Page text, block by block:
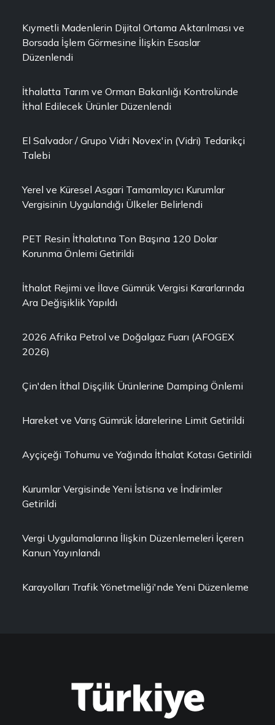
Kıymetli Madenlerin Dijital Ortama Aktarılması ve
Borsada İşlem Görmesine İlişkin Esaslar
Düzenlendi
İthalatta Tarım ve Orman Bakanlığı Kontrolünde
İthal Edilecek Ürünler Düzenlendi
El Salvador / Grupo Vidri Novex'in (Vidri) Tedarikçi
Talebi
Yerel ve Küresel Asgari Tamamlayıcı Kurumlar
Vergisinin Uygulandığı Ülkeler Belirlendi
PET Resin İthalatına Ton Başına 120 Dolar
Korunma Önlemi Getirildi
İthalat Rejimi ve İlave Gümrük Vergisi Kararlarında
Ara Değişiklik Yapıldı
2026 Afrika Petrol ve Doğalgaz Fuarı (AFOGEX
2026)
Çin'den İthal Dişçilik Ürünlerine Damping Önlemi
Hareket ve Varış Gümrük İdarelerine Limit Getirildi
Ayçiçeği Tohumu ve Yağında İthalat Kotası Getirildi
Kurumlar Vergisinde Yeni İstisna ve İndirimler
Getirildi
Vergi Uygulamalarına İlişkin Düzenlemeleri İçeren
Kanun Yayınlandı
Karayolları Trafik Yönetmeliği'nde Yeni Düzenleme